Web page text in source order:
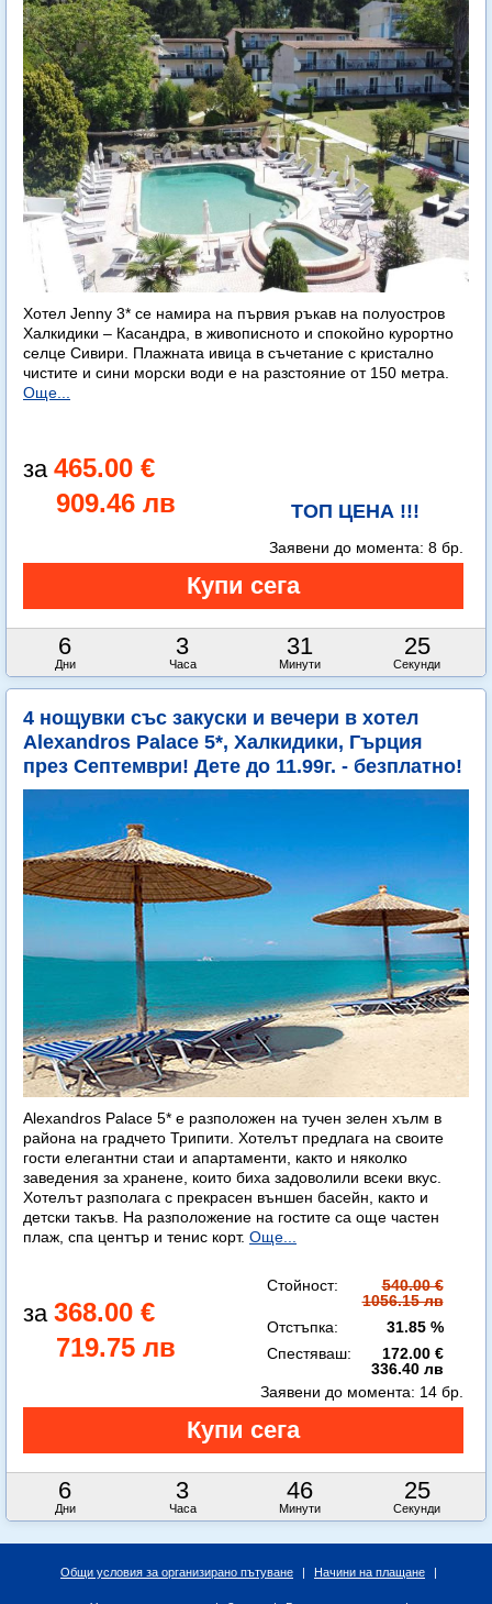
Хотел Jenny 3* се намира на първия ръкав на полуостров
Халкидики – Касандра, в живописното и спокойно курортно
селце Сивири. Плажната ивица в съчетание с кристално
чистите и сини морски води е на разстояние от 150 метра.
Още...
465.00 €
909.46 лв
ТОП ЦЕНА !!!
6
Дни
3
Часа
31
Минути
24
Секунди
Заявени до момента: 8 бр.
4 нощувки със закуски и вечери в хотел
Alexandros Palace 5*, Халкидики, Гърция
през Септември! Дете до 11.99г. - безплатно!
Alexandros Palace 5* e разположен на тучен зелен хълм в
района на градчето Трипити. Хотелът предлага на своите
гости елегантни стаи и апартаменти, както и няколко
заведения за хранене, които биха задоволили всеки вкус.
Хотелът разполага с прекрасен външен басейн, както и
детски такъв. На разположение на гостите са още частен
плаж, спа център и тенис корт. Още...
368.00 €
719.75 лв
Стойност:
540.00 €
1056.15 лв
Отстъпка:
31.85 %
Спестяваш:
172.00 €
336.40 лв
6
Дни
3
Часа
46
Минути
24
Секунди
Заявени до момента: 14 бр.
Общи условия за организирано пътуване | Начини на плащане |